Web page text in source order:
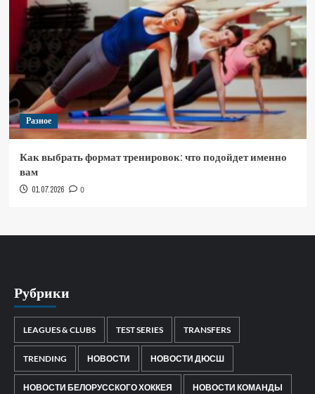
Разное
Как выбрать формат тренировок: что подойдет именно
вам
01.07.2026 0
Рубрики
LEAGUES & CLUBS TEST SERIES TRANSFERS
TRENDING НОВОСТИ НОВОСТИ ДЮСШ
НОВОСТИ БЕЛОРУССКОГО ХОККЕЯ НОВОСТИ КОМАНДЫ